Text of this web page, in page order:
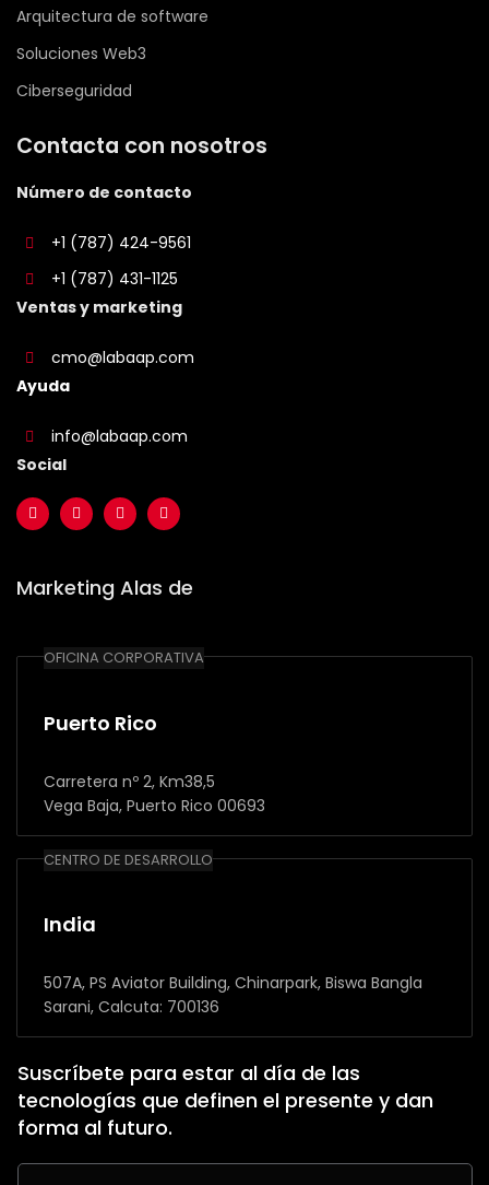
Arquitectura de software
Soluciones Web3
Ciberseguridad
Contacta con nosotros
Número de contacto
+1 (787) 424-9561
+1 (787) 431-1125
Ventas y marketing
cmo@labaap.com
Ayuda
info@labaap.com
Social
Marketing Alas de
OFICINA CORPORATIVA
Puerto Rico
Carretera nº 2, Km38,5
Vega Baja, Puerto Rico 00693
CENTRO DE DESARROLLO
India
507A, PS Aviator Building, Chinarpark, Biswa Bangla
Sarani, Calcuta: 700136
Suscríbete para estar al día de las
tecnologías que definen el presente y dan
forma al futuro.